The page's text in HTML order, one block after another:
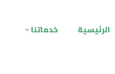
الرئيسية خدماتنا